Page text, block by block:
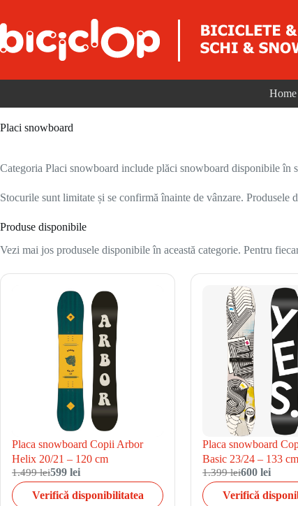
Home
Placi snowboard
Categoria Placi snowboard include plăci snowboard disponibile în
Stocurile sunt limitate și se confirmă înainte de vânzare. Produsele
Produse disponibile
Vezi mai jos produsele disponibile în această categorie. Pentru
Placa snowboard Copii Arbor
Helix 20/21 – 120 cm
1.499 lei599 lei
Verifică disponibilitatea
Placa snowboard
Basic 23/24 – 133 cm
1.399 lei600 lei
Verifică